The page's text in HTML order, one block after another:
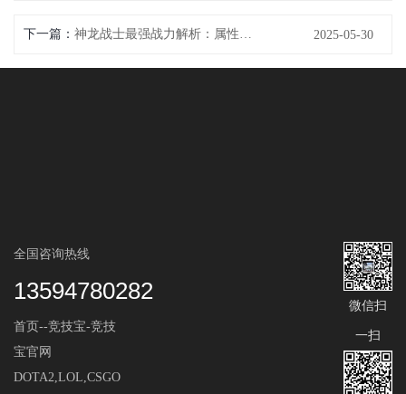
下一篇： 2025-05-30
全国咨询热线
13594780282
首页--竞技宝-竞技
宝官网
DOTA2,LOL,CSGO
微信扫
一扫